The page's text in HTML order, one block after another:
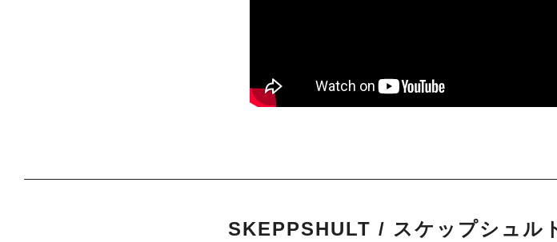
SKEPPSHULT / スケップシュル